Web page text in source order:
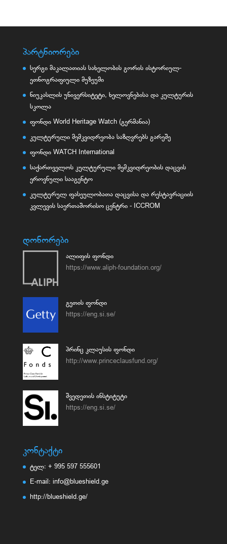
პარტნიორები
სერგი მაკალათიას სახელობის გორის ისტორიულ-
ეთნოგრაფიული მუზეუმი
ნიუკასლის უნივერსიტეტი, ხელოვნებისა და კულტურის
სკოლა
ფონდი World Heritage Watch (გერმანია)
კულტურული მემკვიდრეობა საზღვრებს გარეშე
ფონდი WATCH International
საქართველოს კულტურული მემკვიდრეობის დაცვის
ეროვნული სააგენტო
კულტურულ ფასეულობათა დაცვისა და რესტავრაციის
კვლევის საერთაშორისო ცენტრი - ICCROM
დონორები
ალიფის ფონდი
https://www.aliph-foundation.org/
გეთის ფონდი
https://eng.si.se/
პრინც კლაუსის ფონდი
http://www.princeclausfund.org/
შვედეთის ინსტიტუტი
https://eng.si.se/
კონტაქტი
ტელ: + 995 597 555601
E-mail: info@blueshield.ge
http://blueshield.ge/